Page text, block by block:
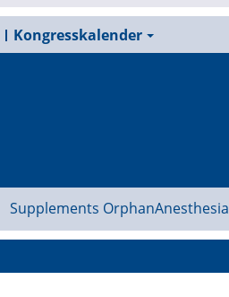
Kongresskalender
Supplements OrphanAnesthesia